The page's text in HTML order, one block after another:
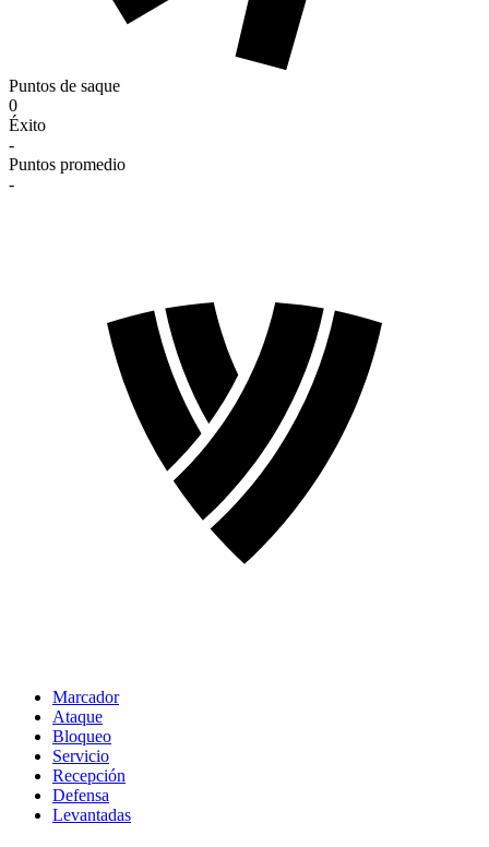
Puntos de saque
0
Éxito
-
Puntos promedio
-
Marcador
Ataque
Bloqueo
Servicio
Recepción
Defensa
Levantadas